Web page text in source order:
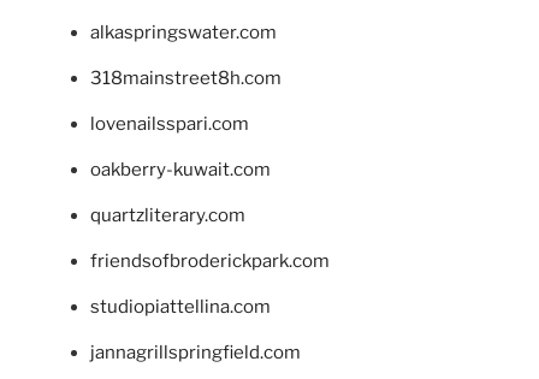
alkaspringswater.com
318mainstreet8h.com
lovenailsspari.com
oakberry-kuwait.com
quartzliterary.com
friendsofbroderickpark.com
studiopiattellina.com
jannagrillspringfield.com